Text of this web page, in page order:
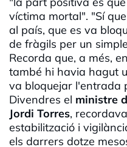
víctima mortal". "Sí
al país, que es va
de fràgils per un
Recorda que, a més,
també hi havia hagut
va bloquejar l'entrada
Divendres el ministre
Jordi Torres,
estabilització i
els darrers dotze